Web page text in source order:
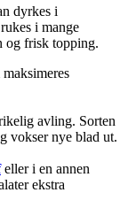
dyrkes i
i mange
og frisk topping.
avling. Sorten
vokser nye blad ut.
eller i en annen
ekstra